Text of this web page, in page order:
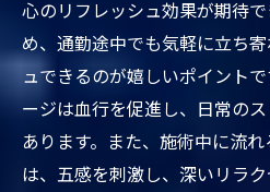
心のリフレッシュ効果が期待
め、通勤途中でも気軽に立ち
ュできるのが嬉しいポイント
ージは血行を促進し、日常の
あります。また、施術中に流
は、五感を刺激し、深いリラ